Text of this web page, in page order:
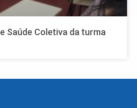
Saúde Coletiva da turma